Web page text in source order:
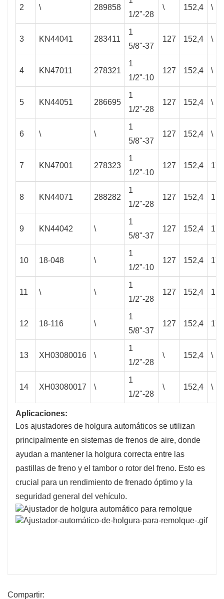
2 \ 289858
1/2"-28
\ 152,4 \
3 KN44041 283411
1
5/8"-37
127 152,4 \
4 KN47011 278321
1
1/2"-10
127 152,4 \
5 KN44051 286695
1
1/2"-28
127 152,4 \
6 \ \
1
5/8"-37
127 152,4 \
7 KN47001 278323
1
1/2"-10
127 152,4
8 KN44071 288282
1
1/2"-28
127 152,4
9 KN44042 \
1
5/8"-37
127 152,4
10 18-048 \
1
1/2"-10
127 152,4
11 \ \
1
1/2"-28
127 152,4
12 18-116 \
1
5/8"-37
127 152,4
13 XH03080016 \
1
1/2"-28
\ 152,4 \
14 XH03080017 \
1
1/2"-28
\ 152,4 \
Aplicaciones:
Los ajustadores de holgura automáticos se utilizan
principalmente en sistemas de frenos de aire, donde
ayudan a mantener la holgura correcta entre las
pastillas de freno y el tambor o rotor del freno. Esto es
crucial para un rendimiento de frenado óptimo y la
seguridad general del vehículo.
Compartir: